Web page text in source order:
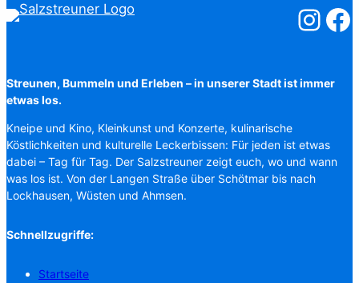
Streunen, Bummeln und Erleben – in unserer Stadt ist immer
etwas los.
Kneipe und Kino, Kleinkunst und Konzerte, kulinarische
Köstlichkeiten und kulturelle Leckerbissen: Für jeden ist etwas
dabei – Tag für Tag. Der Salzstreuner zeigt euch, wo und wann
was los ist. Von der Langen Straße über Schötmar bis nach
Lockhausen, Wüsten und Ahmsen.
Schnellzugriffe:
Startseite